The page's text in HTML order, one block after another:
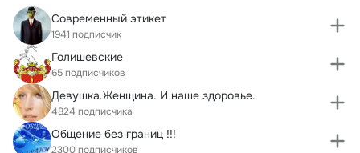
Современный этикет
1941 подписчик
Голишевские
65 подписчиков
Девушка.Женщина. И наше здоровье.
4824 подписчика
Общение без границ !!!
2300 подписчиков